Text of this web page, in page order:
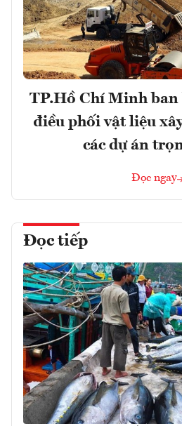
TP.Hồ Chí Minh ban
điều phối vật liệu
các dự án
Đọc ngay
Đọc tiếp